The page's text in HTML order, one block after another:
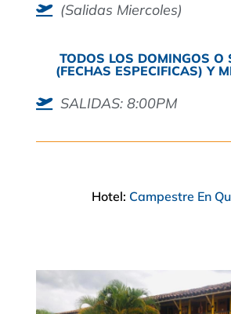
(Salidas Miercoles)
TODOS LOS DOMINGOS O
(FECHAS ESPECIFICAS) Y
SALIDAS: 8:00PM
Hotel: Campestre En